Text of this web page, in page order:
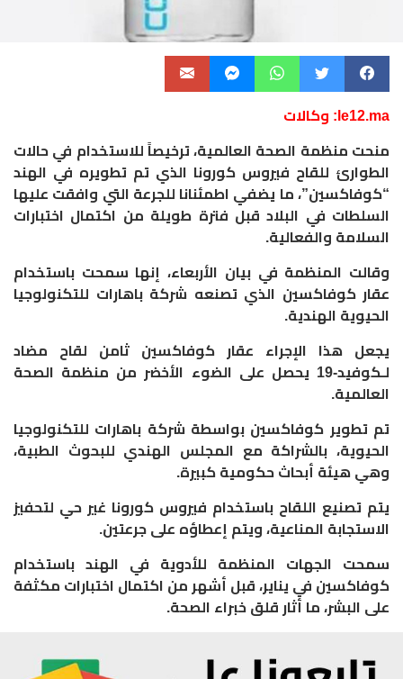
le12.ma: وكالات
منحت منظمة الصحة العالمية، ترخيصاً للاستخدام في حالات
الطوارئ للقاح فيروس كورونا الذي تم تطويره في الهند
“كوفاكسين”، ما يضفي اطمئنانا للجرعة التي وافقت عليها
السلطات في البلاد قبل فترة طويلة من اكتمال اختبارات
السلامة والفعالية.
وقالت المنظمة في بيان الأربعاء، إنها سمحت باستخدام
عقار كوفاكسين الذي تصنعه شركة باهارات للتكنولوجيا
الحيوية الهندية.
يجعل هذا الإجراء عقار كوفاكسين ثامن لقاح مضاد
لـكوفيد-19 يحصل على الضوء الأخضر من منظمة الصحة
العالمية.
تم تطوير كوفاكسين بواسطة شركة باهارات للتكنولوجيا
الحيوية، بالشراكة مع المجلس الهندي للبحوث الطبية،
وهي هيئة أبحاث حكومية كبيرة.
يتم تصنيع اللقاح باستخدام فيروس كورونا غير حي لتحفيز
الاستجابة المناعية، ويتم إعطاؤه على جرعتين.
سمحت الجهات المنظمة للأدوية في الهند باستخدام
كوفاكسين في يناير، قبل أشهر من اكتمال اختبارات مكثفة
على البشر، ما أثار قلق خبراء الصحة.